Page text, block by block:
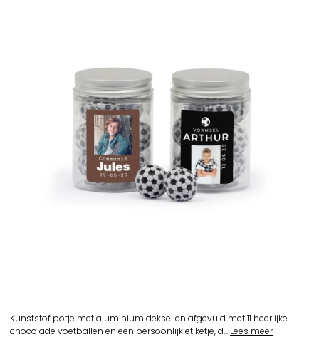
Kunststof potje met aluminium deksel en afgevuld met 11 heerlijke
chocolade voetballen en een persoonlijk etiketje, d... Lees meer